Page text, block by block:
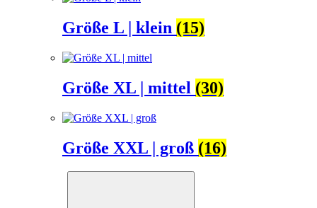
Größe L | klein (15)
Größe XL | mittel (30)
Größe XXL | groß (16)